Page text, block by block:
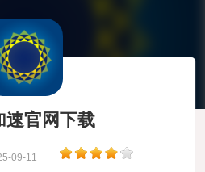
速官网下载
09-11